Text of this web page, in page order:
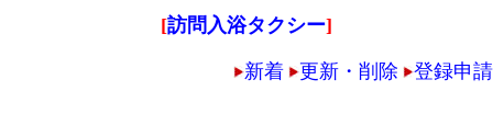
[訪問入浴タクシー]
新着 更新・削除 登録申請